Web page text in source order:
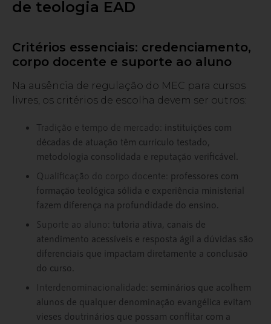
de teologia EAD
Critérios essenciais: credenciamento,
corpo docente e suporte ao aluno
Na ausência de regulação do MEC para cursos
livres, os critérios de escolha devem ser outros:
Tradição e tempo de mercado:
instituições com
décadas de atuação têm currículo testado,
metodologia consolidada e reputação verificável.
Qualificação do corpo docente: professores com
formação teológica sólida e experiência ministerial
fazem diferença na profundidade do ensino.
Suporte ao aluno: tutoria ativa, canais de
atendimento acessíveis e resposta ágil a dúvidas são
diferenciais que impactam diretamente a conclusão
do curso.
Interdenominacionalidade: seminários que acolhem
alunos de qualquer denominação evangélica evitam
vieses doutrinários que possam conflitar com a